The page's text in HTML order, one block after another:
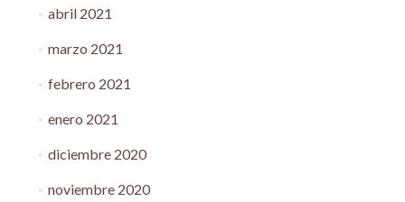
abril 2021
marzo 2021
febrero 2021
enero 2021
diciembre 2020
noviembre 2020